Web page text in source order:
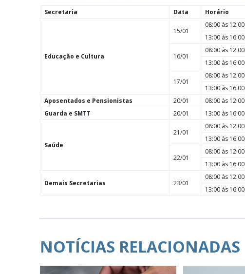
Secretaria Data Horário
Educação e Cultura
15/01
08:00 às 12:00
13:00 às 16:00
16/01
08:00 às 12:00
13:00 às 16:00
17/01
08:00 às 12:00
13:00 às 16:00
Aposentados e Pensionistas
20/01
08:00 às 12:00
Guarda e SMTT
20/01 13:00 às 16:00
Saúde
21/01
08:00 às 12:00
13:00 às 16:00
22/01
08:00 às 12:00
13:00 às 16:00
Demais Secretarias 23/01
08:00 às 12:00
13:00 às 16:00
NOTÍCIAS RELACIONADAS